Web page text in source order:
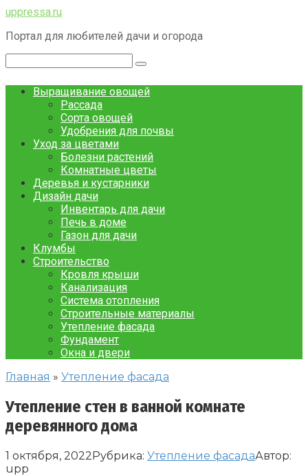
Перейти
контенту
uppressa.ru
Портал для любителей дачи и огорода
Выращивание овощей
Рассада
Сорта овощей
Удобрения для почвы
Уход за цветами
Болезни растений
Комнатные цветы
Деревья и кустарники
Дизайн дачи
Инвентарь для дачи
Печь в доме
Газон для дачи
Клумбы
Строительство
Кровля крыши
Канализация
Система отопления
Строительные материалы
Утепление фасада
Фундамент
Окна и двери
Главная » Утепление фасада
Утепление стен в ванной комнате
деревянного дома
1 октября, 2022Рубрика: Утепление фасадаАвтор:
upp